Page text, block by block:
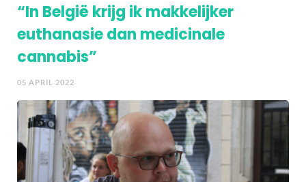
“In België krijg ik makkelijker
euthanasie dan medicinale
cannabis”
05 APRIL 2022